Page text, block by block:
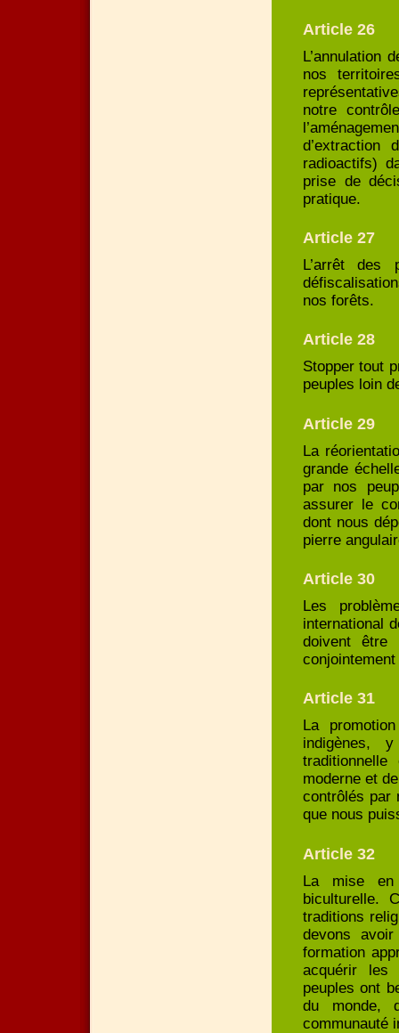
Article 26
L’annulation
nos
notre
d’extraction
radioactifs)
prise de
pratique.
Article 27
L’arrêt des
nos forêts.
Article 28
Stopper tout
peuples loin
Article 29
La
grande
par nos
assurer le
dont nous
pierre
Article 30
Les
international
doivent être
Article 31
La
indigènes,
moderne et
contrôlés par
que nous
Article 32
La mise en
biculturelle.
traditions
devons
formation
acquérir les
peuples ont
du monde,
communauté